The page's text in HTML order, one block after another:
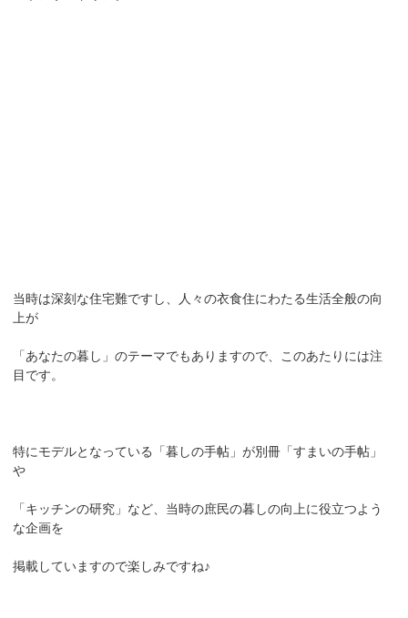
当時は深刻な住宅難ですし、人々の衣食住にわたる生活全般の向
上が
「あなたの暮し」のテーマでもありますので、このあたりには注
目です。
特にモデルとなっている「暮しの手帖」が別冊「すまいの手帖」
や
「キッチンの研究」など、当時の庶民の暮しの向上に役立つよう
な企画を
掲載していますので楽しみですね♪